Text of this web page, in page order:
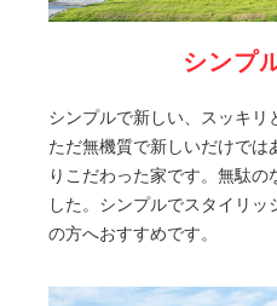
シンプ
シンプルで新しい、スッキリ
ただ無機質で新しいだけでは
りこだわった家です。無駄の
した。シンプルでスタイリ
の方へおすすめです。